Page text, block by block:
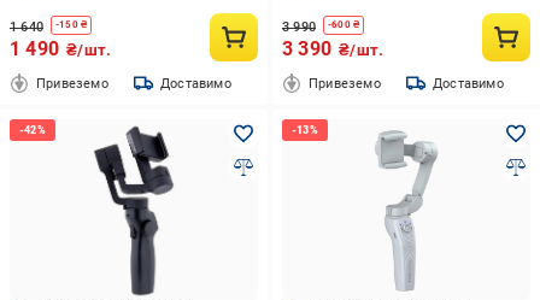
1 640 -150₴
1 490 ₴/шт.
Привеземо Доставимо
3 990 -600₴
3 390 ₴/шт.
Привеземо Доставимо